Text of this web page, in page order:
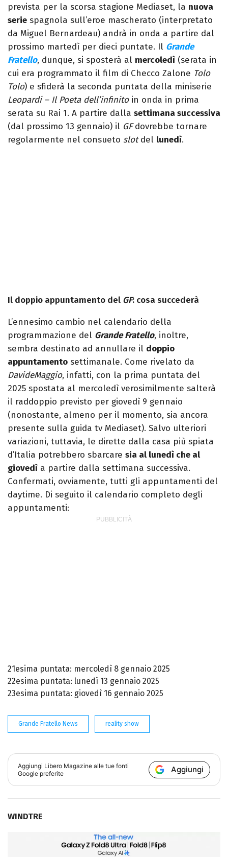
prevista per la scorsa stagione Mediaset, la nuova
serie spagnola sull’eroe mascherato (interpretato
da Miguel Bernardeau) andrà in onda a partire dal
prossimo martedì per dieci puntate. Il Grande
Fratello, dunque, si sposterà al mercoledì (serata in
cui era programmato il film di Checco Zalone Tolo
Tolo) e sfiderà la seconda puntata della miniserie
Leopardi – Il Poeta dell’infinitoin onda in prima
serata su Rai 1. A partire dalla settimana successiva
(dal prossimo 13 gennaio) il GFdovrebbe tornare
regolarmente nel consueto slotdel lunedì.
Il doppio appuntamento del GF: cosa succederà
L’ennesimo cambio nel calendario della
programmazione del Grande Fratello, inoltre,
sembra destinato ad annullare il doppio
appuntamento settimanale. Come rivelato da
DavideMaggio, infatti, con la prima puntata del
2025 spostata al mercoledì verosimilmente salterà
il raddoppio previsto per giovedì 9 gennaio
(nonostante, almeno per il momento, sia ancora
presente sulla guida tv Mediaset). Salvo ulteriori
variazioni, tuttavia, le dirette dalla casa più spiata
d’Italia potrebbero sbarcare sia al lunedì che al
giovedì a partire dalla settimana successiva.
Confermati, ovviamente, tutti gli appuntamenti del
daytime. Di seguito il calendario completo degli
appuntamenti:
21esima puntata: mercoledì 8 gennaio 2025
22esima puntata: lunedì 13 gennaio 2025
23esima puntata: giovedì 16 gennaio 2025
Grande Fratello News reality show
Aggiungi Libero Magazine alle tue fonti
Google preferite
Aggiungi
WINDTRE